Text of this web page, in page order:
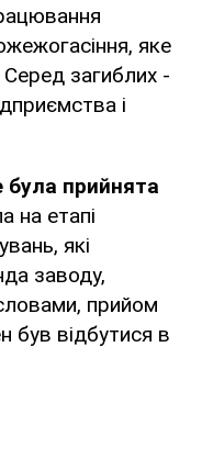
яке
Серед загиблих -
і
була прийнята
на етапі
які
заводу,
прийом
відбутися в